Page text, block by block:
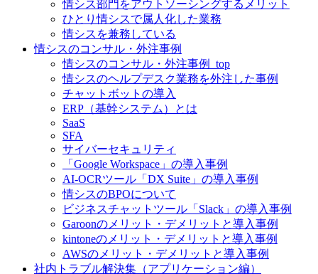
情シス部門をアウトソーシングするメリット
ひとり情シスで属人化した業務
情シスを兼務している
情シスのコンサル・外注事例
情シスのコンサル・外注事例_top
情シスのヘルプデスク業務を外注した事例
チャットボットの導入
ERP（基幹システム）とは
SaaS
SFA
サイバーセキュリティ
「Google Workspace」の導入事例
AI-OCRツール「DX Suite」の導入事例
情シスのBPOについて
ビジネスチャットツール「Slack」の導入事例
Garoonのメリット・デメリットと導入事例
kintoneのメリット・デメリットと導入事例
AWSのメリット・デメリットと導入事例
社内トラブル解決集（アプリケーション編）